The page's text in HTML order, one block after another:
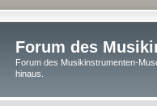
Forum des
Forum des Musikinstrumenten-
hinaus.